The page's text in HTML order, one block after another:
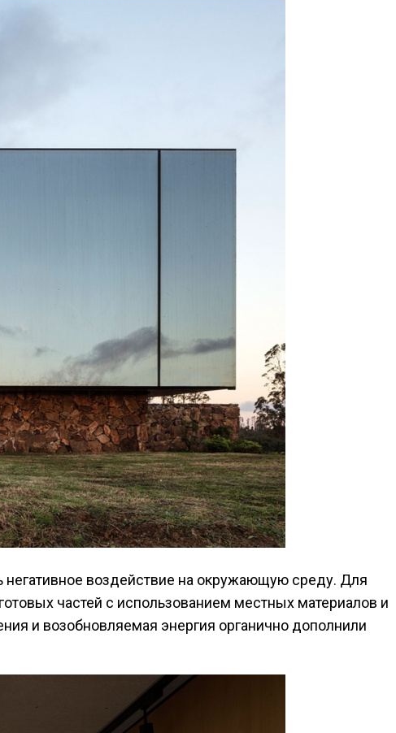
негативное воздействие на окружающую среду. Для
частей с использованием местных материалов и
и возобновляемая энергия органично дополнили